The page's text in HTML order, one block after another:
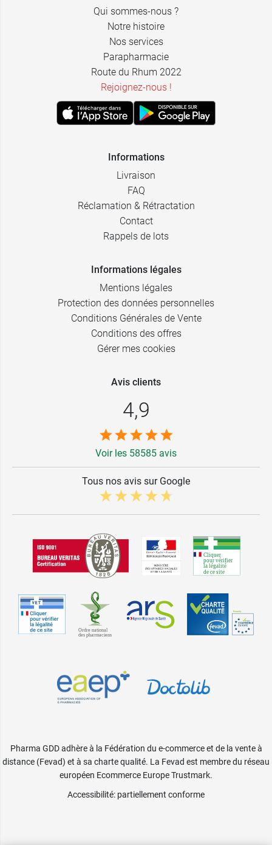
5,98 €
Qui sommes-nous ?
Notre histoire
Nos services
Parapharmacie
Route du Rhum 2022
Rejoignez-nous !
Informations
Livraison
FAQ
Réclamation & Rétractation
Contact
Rappels de lots
Informations légales
Mentions légales
Protection des données personnelles
Conditions Générales de Vente
Conditions des offres
Gérer mes cookies
Avis clients
4,9
Voir les 58585 avis
Tous nos avis sur Google
Pharma GDD adhère à la Fédération du e-commerce et de la vente à
distance (Fevad) et à sa charte qualité. La Fevad est membre du réseau
européen Ecommerce Europe Trustmark.
Accessibilité: partiellement conforme